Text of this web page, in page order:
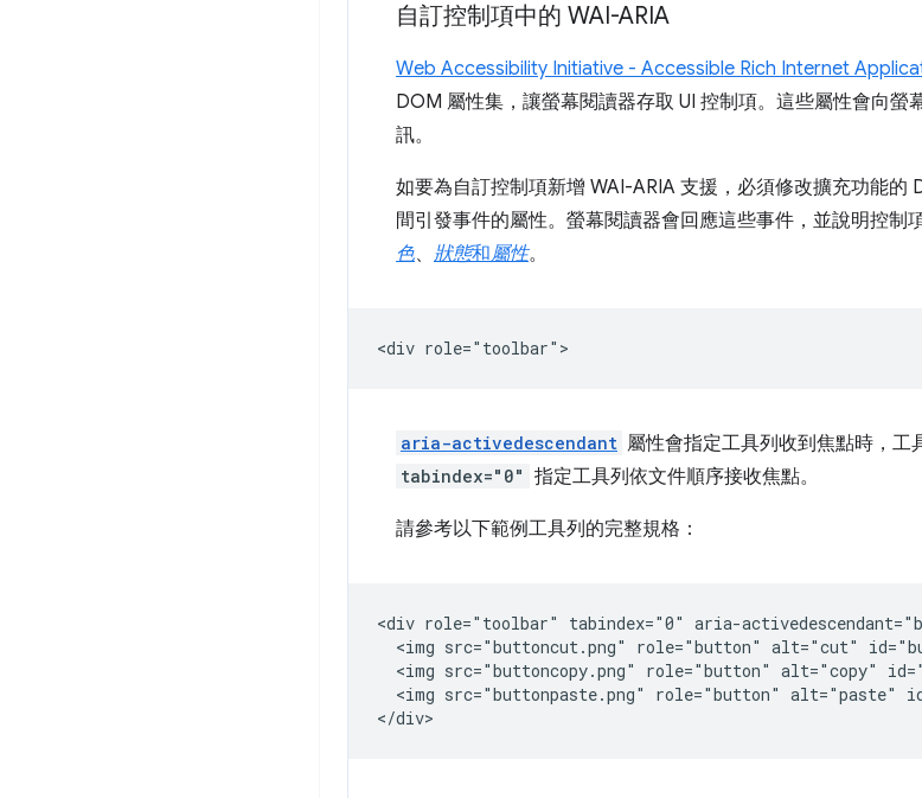
自訂控制項中的 WAI-ARIA
Web Accessibility Initiative - Accessible Rich Internet
DOM 屬性集，讓螢幕閱讀器存取 UI 控制項。這些屬性會向
訊。
如要為自訂控制項新增 WAI-ARIA 支援，必須修改擴充功能
間引發事件的屬性。螢幕閱讀器會回應這些事件，並說明控制
色、 狀態和屬性。
aria-activedescendant 屬性會指定工具列收到焦點時，工
tabindex="0" 指定工具列依文件順序接收焦點。
請參考以下範例工具列的完整規格：
<div role="toolbar" tabindex="0" aria-
<img src="buttoncut.png" role="button" alt="cut"
<img src="buttoncopy.png" role="button" alt="copy"
<img src="buttonpaste.png" role="button" alt="paste"